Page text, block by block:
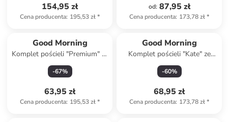
154,95 zł
Cena producenta: 195,53 zł*
od: 87,95 zł
Cena producenta: 173,78 zł*
Good Morning
Komplet pościeli "Premium" w
kolorze granatowym
-67%
63,95 zł
Cena producenta: 195,53 zł*
Good Morning
Komplet pościeli "Kate" ze
wzorem
-60%
68,95 zł
Cena producenta: 173,78 zł*